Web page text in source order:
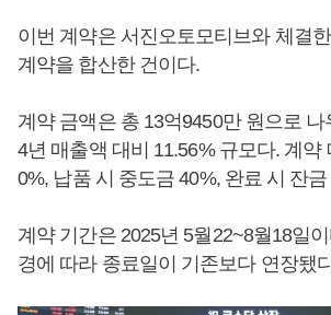
이번 계약은 서진오토모티브와 체결
계약을 합산한 건이다.
계약 금액은 총 13억9450만 원으로
4년 매출액 대비 11.56% 규모다. 계약
0%, 납품 시 중도금 40%, 완료 시 잔
계약 기간은 2025년 5월22~8월18일
경에 따라 종료일이 기존보다 연장됐